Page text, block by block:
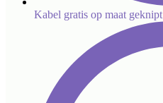
Kabel gratis op maat geknipt